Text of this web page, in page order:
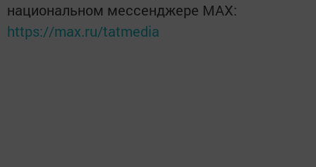
национальном мессенджере MАХ:
https://max.ru/tatmedia